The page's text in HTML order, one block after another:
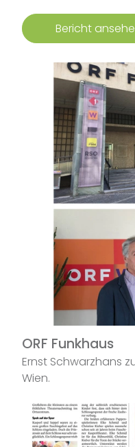
Bericht
ORF Funkhaus
Ernst Schwarzhans
Wien.